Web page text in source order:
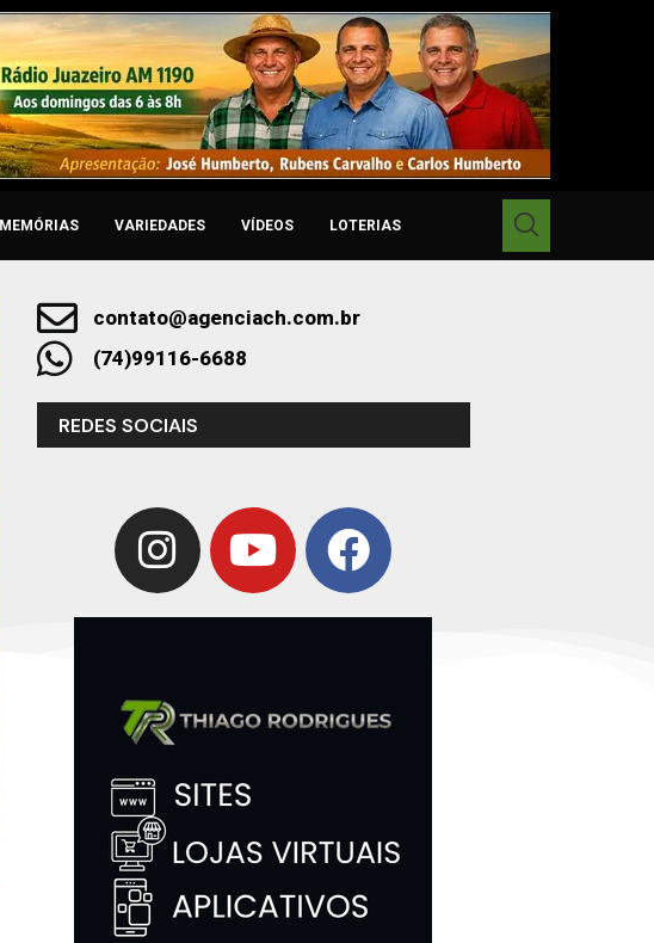
MEMÓRIAS VARIEDADES VÍDEOS LOTERIAS
contato@agenciach.com.br
(74)99116-6688
REDES SOCIAIS